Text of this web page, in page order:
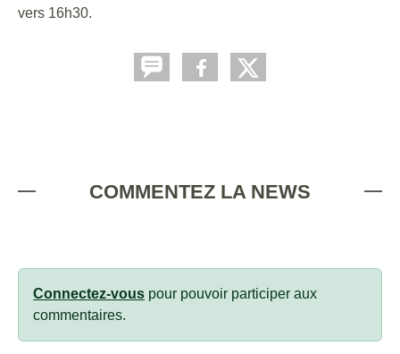
vers 16h30.
COMMENTEZ LA NEWS
Connectez-vous pour pouvoir participer aux
commentaires.